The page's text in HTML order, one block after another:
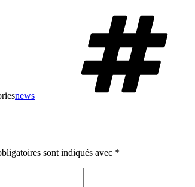
news
sont indiqués avec *